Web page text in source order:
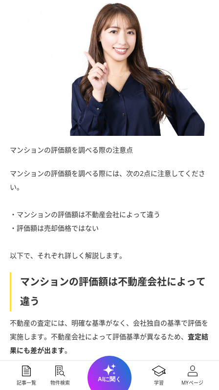
マンションの評価額を調べる際の注意点
マンションの評価額を調べる際には、次の2点に注意してくださ
い。
・マンションの評価額は不動産会社によって違う
・評価額は売却価格ではない
以下で、それぞれ詳しく解説します。
マンションの評価額は不動産会社によって
違う
不動産の査定には、明確な基準がなく、会社独自の基準で評価を
実施します。不動産会社によって評価基準が異なるため、 査定結
果にも差が出ます。
不動産会社が独自に分析した資料や過去の取引事例なども影響す
記事一覧 物件検索 MYページ
学習
AIに聞く